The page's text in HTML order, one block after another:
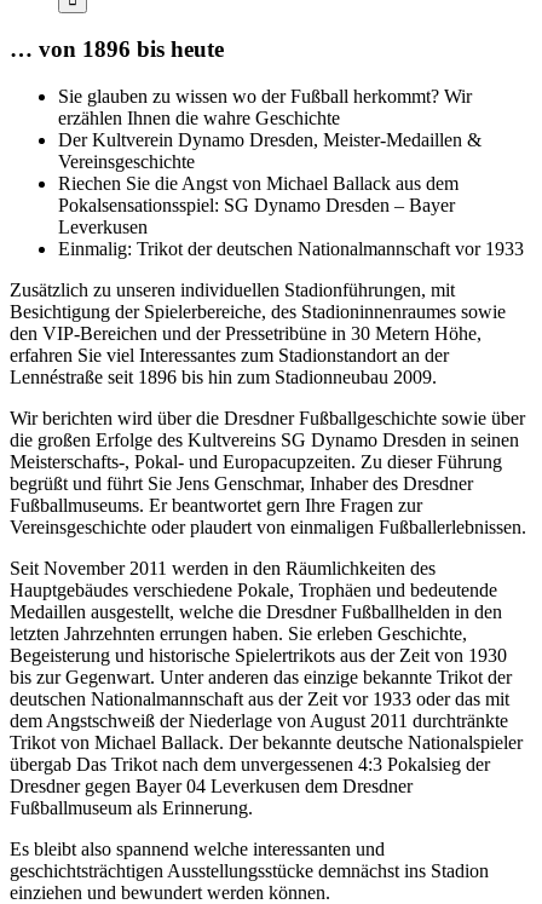
… von 1896 bis heute
Sie glauben zu wissen wo der Fußball herkommt? Wir
erzählen Ihnen die wahre Geschichte
Der Kultverein Dynamo Dresden, Meister-Medaillen &
Vereinsgeschichte
Riechen Sie die Angst von Michael Ballack aus dem
Pokalsensationsspiel: SG Dynamo Dresden – Bayer
Leverkusen
Einmalig: Trikot der deutschen Nationalmannschaft vor 1933
Zusätzlich zu unseren individuellen Stadionführungen, mit
Besichtigung der Spielerbereiche, des Stadioninnenraumes sowie
den VIP-Bereichen und der Pressetribüne in 30 Metern Höhe,
erfahren Sie viel Interessantes zum Stadionstandort an der
Lennéstraße seit 1896 bis hin zum Stadionneubau 2009.
Wir berichten wird über die Dresdner Fußballgeschichte sowie über
die großen Erfolge des Kultvereins SG Dynamo Dresden in seinen
Meisterschafts-, Pokal- und Europacupzeiten. Zu dieser Führung
begrüßt und führt Sie Jens Genschmar, Inhaber des Dresdner
Fußballmuseums. Er beantwortet gern Ihre Fragen zur
Vereinsgeschichte oder plaudert von einmaligen Fußballerlebnissen.
Seit November 2011 werden in den Räumlichkeiten des
Hauptgebäudes verschiedene Pokale, Trophäen und bedeutende
Medaillen ausgestellt, welche die Dresdner Fußballhelden in den
letzten Jahrzehnten errungen haben. Sie erleben Geschichte,
Begeisterung und historische Spielertrikots aus der Zeit von 1930
bis zur Gegenwart. Unter anderen das einzige bekannte Trikot der
deutschen Nationalmannschaft aus der Zeit vor 1933 oder das mit
dem Angstschweiß der Niederlage von August 2011 durchtränkte
Trikot von Michael Ballack. Der bekannte deutsche Nationalspieler
übergab Das Trikot nach dem unvergessenen 4:3 Pokalsieg der
Dresdner gegen Bayer 04 Leverkusen dem Dresdner
Fußballmuseum als Erinnerung.
Es bleibt also spannend welche interessanten und
geschichtsträchtigen Ausstellungsstücke demnächst ins Stadion
einziehen und bewundert werden können.